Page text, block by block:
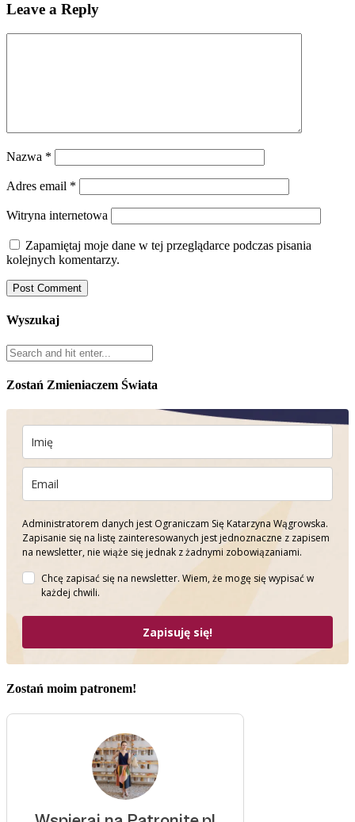
Leave a Reply
Nazwa *
Adres email *
Witryna internetowa
Zapamiętaj moje dane w tej przeglądarce podczas pisania
kolejnych komentarzy.
Wyszukaj
Zostań Zmieniaczem Świata
Administratorem danych jest Ograniczam Się Katarzyna Wągrowska.
Zapisanie się na listę zainteresowanych jest jednoznaczne z zapisem
na newsletter, nie wiąże się jednak z żadnymi zobowiązaniami.
Chcę zapisać się na newsletter. Wiem, że mogę się wypisać w
każdej chwili.
Zapisuję się!
Zostań moim patronem!